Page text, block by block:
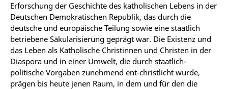
Erforschung der Geschichte des katholischen Lebens in der
Deutschen Demokratischen Republik, das durch die
deutsche und europäische Teilung sowie eine staatlich
betriebene Säkularisierung geprägt war. Die Existenz und
das Leben als Katholische Christinnen und Christen in der
Diaspora und in einer Umwelt, die durch staatlich-
politische Vorgaben zunehmend ent-christlicht wurde,
prägen bis heute jenen Raum, in dem und für den die